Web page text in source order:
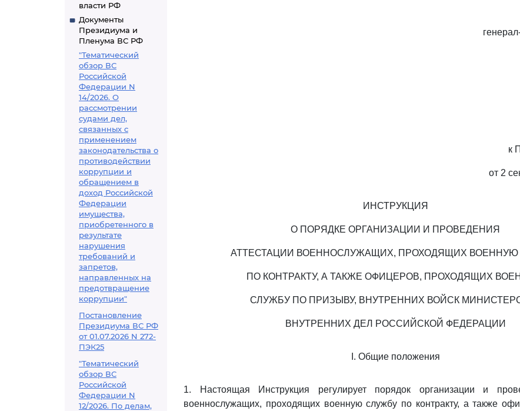
власти РФ
Документы
Президиума и
Пленума ВС РФ
"Тематический
обзор ВС
Российской
Федерации N
14/2026. О
рассмотрении
судами дел,
связанных с
применением
законодательства о
противодействии
коррупции и
обращением в
доход Российской
Федерации
имущества,
приобретенного в
результате
нарушения
требований и
запретов,
направленных на
предотвращение
коррупции"
Постановление
Президиума ВС РФ
от 01.07.2026 N 272-
ПЭК25
"Тематический
обзор ВС
Российской
Федерации N
12/2026. По делам,
к
от 2
ИНСТРУКЦИЯ
О ПОРЯДКЕ ОРГАНИЗАЦИИ И ПРОВЕДЕНИЯ
АТТЕСТАЦИИ ВОЕННОСЛУЖАЩИХ, ПРОХОДЯЩИХ ВОЕННУЮ
ПО КОНТРАКТУ, А ТАКЖЕ ОФИЦЕРОВ, ПРОХОДЯЩИХ
СЛУЖБУ ПО ПРИЗЫВУ, ВНУТРЕННИХ ВОЙСК
ВНУТРЕННИХ ДЕЛ РОССИЙСКОЙ ФЕДЕРАЦИИ
I. Общие положения
1. Настоящая Инструкция регулирует порядок организации и
военнослужащих, проходящих военную службу по контракту, а также